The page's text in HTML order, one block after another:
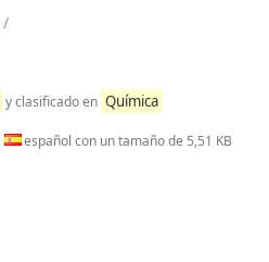
/
y clasificado en Química
español con un tamaño de 5,51 KB